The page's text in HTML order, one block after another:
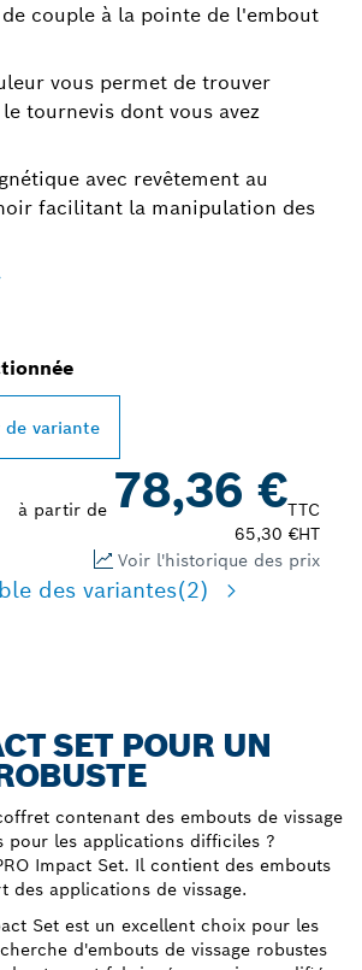
couple à la pointe de l'embout
vous permet de trouver
tournevis dont vous avez
avec revêtement au
facilitant la manipulation des
de variante
à partir de 78,36 €TTC
65,30 €HT
Voir l'historique des prix
des variantes(2)
SET POUR UN
contenant des embouts de vissage
pour les applications difficiles ?
Impact Set. Il contient des embouts
des applications de vissage.
Set est un excellent choix pour les
d'embouts de vissage robustes